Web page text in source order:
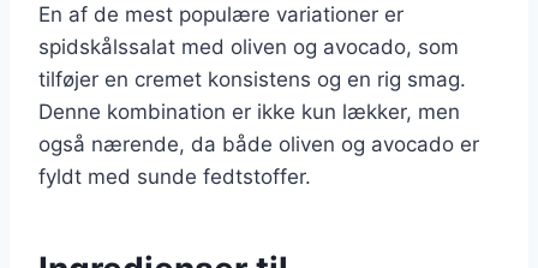
En af de mest populære variationer er
spidskålssalat med oliven og avocado, som
tilføjer en cremet konsistens og en rig smag.
Denne kombination er ikke kun lækker, men
også nærende, da både oliven og avocado er
fyldt med sunde fedtstoffer.